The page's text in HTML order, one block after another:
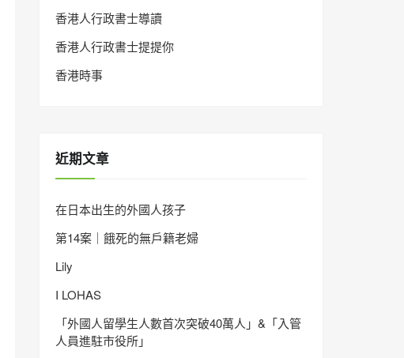
香港人行政書士導讀
香港人行政書士提提你
香港時事
近期文章
在日本出生的外國人孩子
第14案｜餓死的無戶籍老婦
Lily
I LOHAS
「外國人留學生人數首次突破40萬人」&「入管
人員進駐市役所」